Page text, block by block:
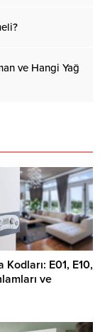
ve Hangi Yağ
E01, E10,
ve